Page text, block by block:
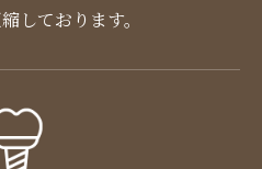
しております。